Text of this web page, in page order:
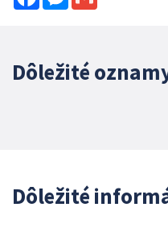
Dôležité
Dôležité